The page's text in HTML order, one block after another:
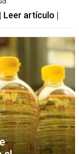
Leer artículo